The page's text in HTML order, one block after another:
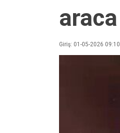
araca
Giriş: 01-05-2026 09:10